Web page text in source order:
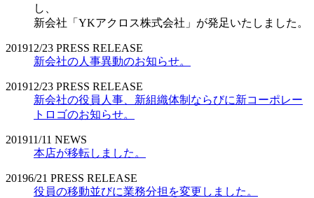
し、
新会社「YKアクロス株式会社」が発足いたしました。
201912/23 PRESS RELEASE
新会社の人事異動のお知らせ。
201912/23 PRESS RELEASE
新会社の役員人事、新組織体制ならびに新コーポレー
トロゴのお知らせ。
201911/11 NEWS
本店が移転しました。
20196/21 PRESS RELEASE
役員の移動並びに業務分担を変更しました。